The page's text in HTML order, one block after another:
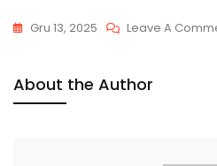
Gru 13, 2025 Leave A
About the Author